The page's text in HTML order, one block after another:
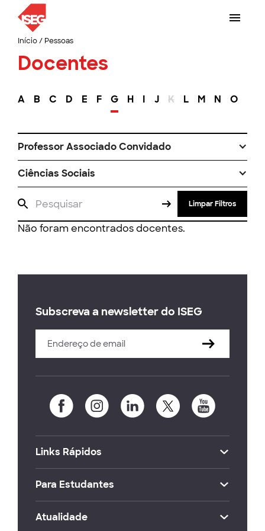
Início/ Pessoas
Docentes
A B C D E F G H I J K L M N O
Professor Associado Convidado
Ciências Sociais
Limpar Filtros
Não foram encontrados docentes.
Subscreva a newsletter do ISEG
Links Rápidos
Para Estudantes
Atualidade